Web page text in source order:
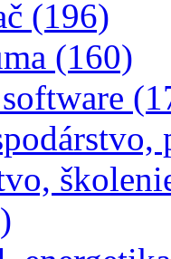
(196)
(160)